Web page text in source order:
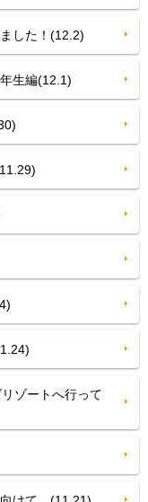
した！(12.2)
生編(12.1)
ゾートへ行って